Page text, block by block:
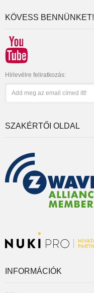
KÖVESS BENNÜNKET!
Hírlevélre feliratkozás:
SZAKÉRTŐI OLDAL
INFORMÁCIÓK